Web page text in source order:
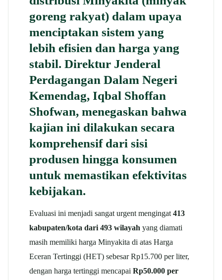
goreng rakyat) dalam upaya
menciptakan sistem yang
lebih efisien dan harga yang
stabil. Direktur Jenderal
Perdagangan Dalam Negeri
Kemendag, Iqbal Shoffan
Shofwan, menegaskan bahwa
kajian ini dilakukan secara
komprehensif dari sisi
produsen hingga konsumen
untuk memastikan efektivitas
kebijakan.
Evaluasi ini menjadi sangat urgent mengingat413
kabupaten/kota dari 493 wilayah yang diamati
masih memiliki harga Minyakita di atas Harga
Eceran Tertinggi (HET) sebesar Rp15.700 per liter,
dengan harga tertinggi mencapai Rp50.000 per